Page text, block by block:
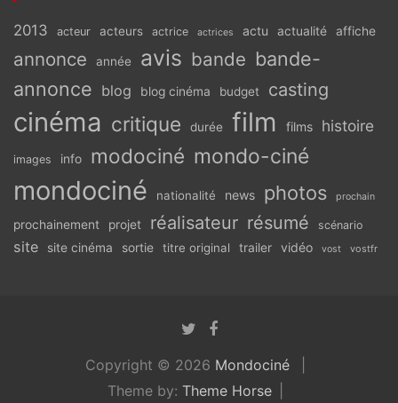
2013 acteur acteurs actrice actrices actu actualité affiche
annonce année avis bande bande-
annonce blog blog cinéma budget casting
cinéma critique durée film films histoire
images info modociné mondo-ciné
mondociné nationalité news photos prochain
prochainement projet réalisateur résumé scénario
site site cinéma sortie titre original trailer vidéo vost vostfr
Copyright © 2026 Mondociné
Theme by: Theme Horse